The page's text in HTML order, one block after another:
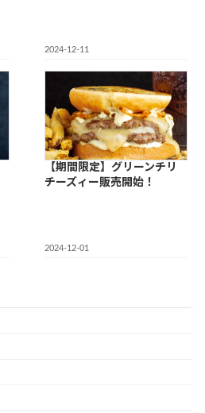
2024-12-11
【期間限定】グリーンチリ
チーズィー販売開始！
2024-12-01